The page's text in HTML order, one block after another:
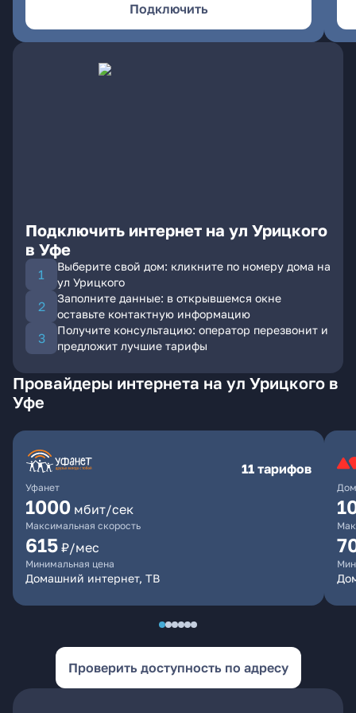
Подключить
Подключить интернет на ул Урицкого
в Уфе
Выберите свой дом: кликните по номеру дома на
ул Урицкого
Заполните данные: в открывшемся окне
оставьте контактную информацию
Получите консультацию: оператор перезвонит и
предложит лучшие тарифы
Провайдеры интернета на ул Урицкого в
Уфе
Уфанет
11 тарифов
1000 мбит/сек
Максимальная скорость
615 ₽/мес
Минимальная цена
Домашний интернет, ТВ
Проверить доступность по адресу